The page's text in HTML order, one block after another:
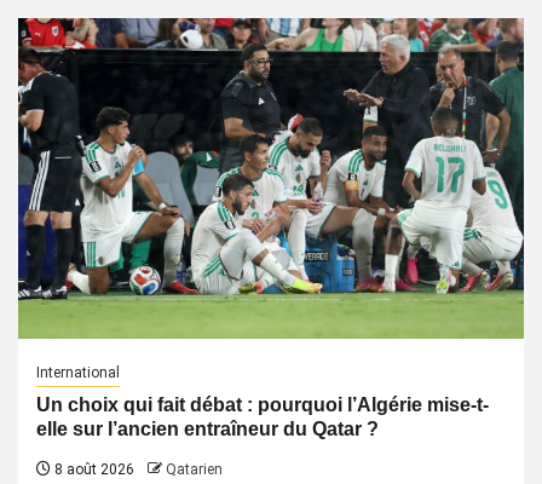
International
Un choix qui fait débat : pourquoi l’Algérie mise-t-
elle sur l’ancien entraîneur du Qatar ?
8 août 2026 Qatarien